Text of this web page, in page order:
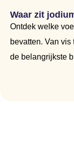
Waar zit
Ontdek welke
bevatten. Van
de belangrijkste